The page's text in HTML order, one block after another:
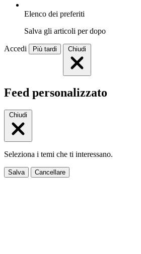
Elenco dei preferiti
Salva gli articoli per dopo
Accedi Più tardi Chiudi
Feed personalizzato
Chiudi
Seleziona i temi che ti interessano.
Salva Cancellare